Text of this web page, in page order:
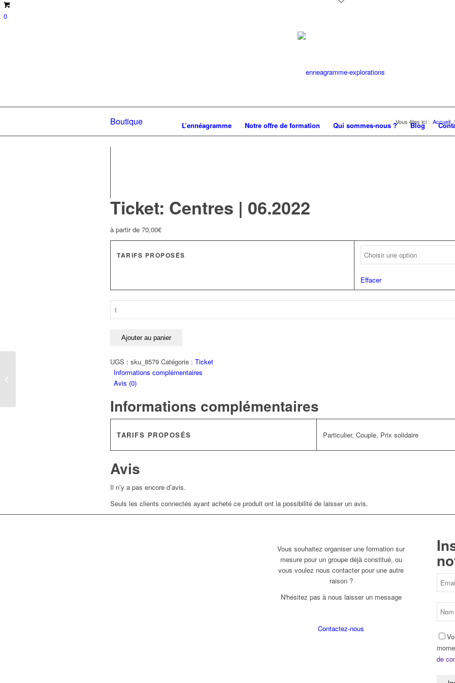
0
L’ennéagramme Notre offre de formation Qui sommes-nous ? Blog
Boutique Vous êtes ici : Accueil /
Ticket: Centres | 06.2022
à partir de 70,00€
TARIFS PROPOSÉS
Effacer
Centres
06.2022
Ajouter au panier
UGS : sku_8579 Catégorie : Ticket
Informations complémentaires
Avis (0)
Informations complémentaires
TARIFS PROPOSÉS Particulier, Couple, Prix solidaire
Avis
Il n’y a pas encore d’avis.
Seuls les clients connectés ayant acheté ce produit ont la possibilité de laisser un avis.
Vous souhaitez organiser une formation sur
mesure pour un groupe déjà constitué, ou
vous voulez nous contacter pour une autre
raison ?
N'hésitez pas à nous laisser un message
Contactez-nous
de